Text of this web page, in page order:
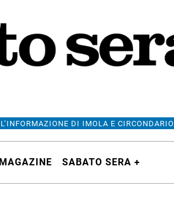
L’INFORMAZIONE DI IMOLA E CIRCONDARIO
MAGAZINE SABATO SERA +